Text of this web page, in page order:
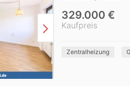
Kaufpreis
329.000 €
Zentralheizung